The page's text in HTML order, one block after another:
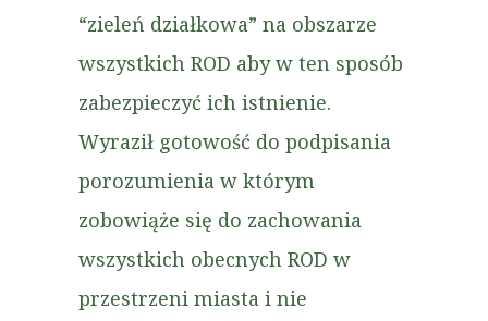
“zieleń działkowa” na obszarze
wszystkich ROD aby w ten sposób
zabezpieczyć ich istnienie.
Wyraził gotowość do podpisania
porozumienia w którym
zobowiąże się do zachowania
wszystkich obecnych ROD w
przestrzeni miasta i nie